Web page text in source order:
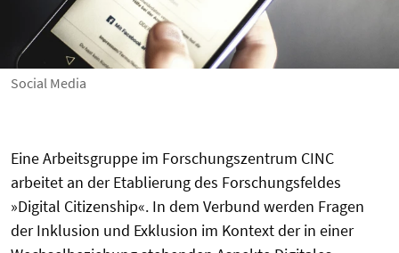
Social Media
Eine Arbeitsgruppe im Forschungszentrum CINC
arbeitet an der Etablierung des Forschungsfeldes
»Digital Citizenship«. In dem Verbund werden Fragen
der Inklusion und Exklusion im Kontext der in einer